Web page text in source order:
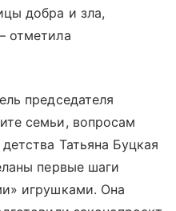
добра и зла,
отметила
председателя
семьи, вопросам
Татьяна Буцкая
первые шаги
игрушками. Она